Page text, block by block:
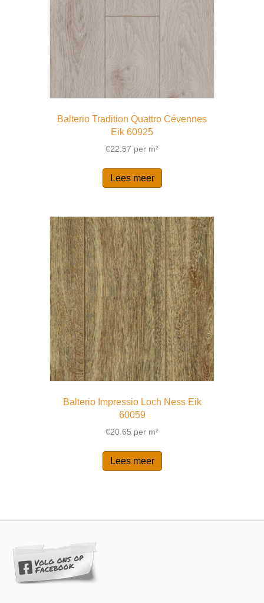
Balterio Tradition Quattro Cévennes
Eik 60925
€22.57 per m²
Lees meer
Balterio Impressio Loch Ness Eik
60059
€20.65 per m²
Lees meer